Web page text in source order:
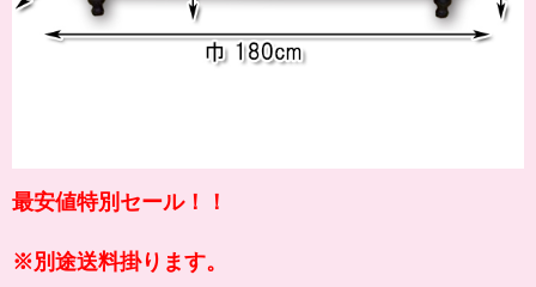
最安値特別セール！！
※別途送料掛ります。